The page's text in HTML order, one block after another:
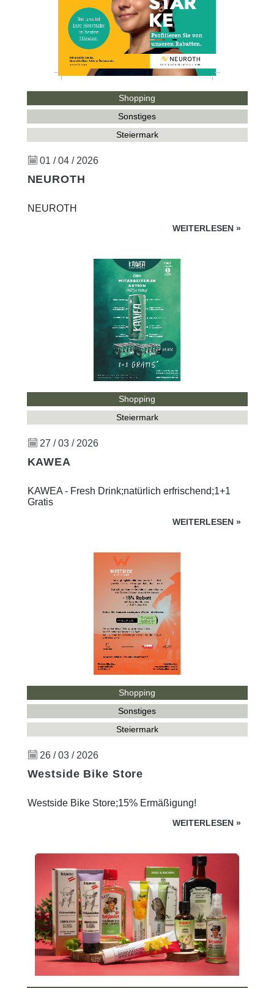
Shopping
Sonstiges
Steiermark
01 / 04 / 2026
NEUROTH
NEUROTH
WEITERLESEN »
Shopping
Steiermark
27 / 03 / 2026
KAWEA
KAWEA - Fresh Drink;natürlich erfrischend;1+1
Gratis
WEITERLESEN »
Shopping
Sonstiges
Steiermark
26 / 03 / 2026
Westside Bike Store
Westside Bike Store;15% Ermäßigung!
WEITERLESEN »